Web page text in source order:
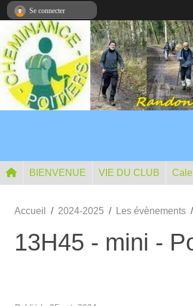
BIENVENUE VIE DU CLUB
Accueil 2024-2025 Les évènements
13H45 - mini -
Se connecter
Panneau de gestion des cookies